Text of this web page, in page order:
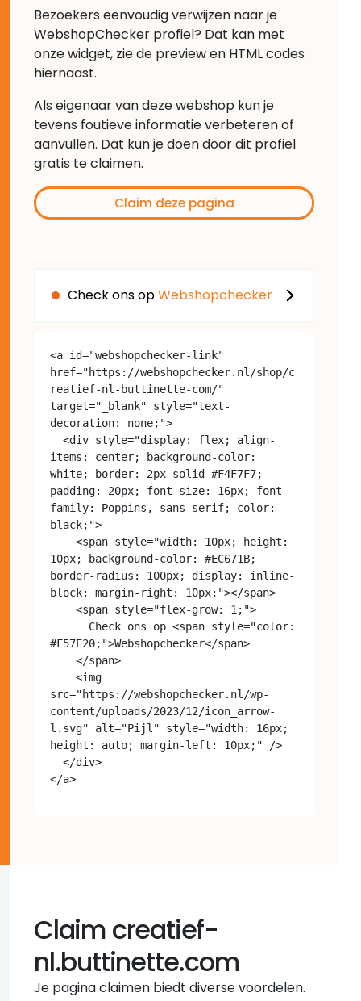
Bezoekers eenvoudig verwijzen naar je
WebshopChecker profiel? Dat kan met
onze widget, zie de preview en HTML codes
hiernaast.
Als eigenaar van deze webshop kun je
tevens foutieve informatie verbeteren of
aanvullen. Dat kun je doen door dit profiel
gratis te claimen.
Claim deze pagina
Check ons opWebshopchecker
<a id="webshopchecker-link"
href="https://webshopchecker.nl/shop/c
reatief-nl-buttinette-com/"
target="_blank" style="text-
decoration: none;">
items: center; background-color:
white; border: 2px solid #F4F7F7;
padding: 20px; font-size: 16px; font-
family: Poppins, sans-serif; color:
black;">
10px; background-color: #EC671B;
border-radius: 100px; display: inline-
block; margin-right: 10px;"></span>
#F57E20;">Webshopchecker</span>
src="https://webshopchecker.nl/wp-
content/uploads/2023/12/icon_arrow-
l.svg" alt="Pijl" style="width: 16px;
height: auto; margin-left: 10px;" />
Claim creatief-
nl.buttinette.com
Je pagina claimen biedt diverse voordelen.